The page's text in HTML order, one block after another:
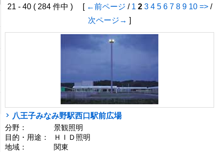
21 - 40 ( 284 件中 ) [ ←前ページ / 1 2 3 4 5 6 7 8 9 10 =>/
次ページ→ ]
八王子みなみ野駅西口駅前広場
分野：
景観照明
目的・用途：
ＨＩＤ照明
地域：
関東